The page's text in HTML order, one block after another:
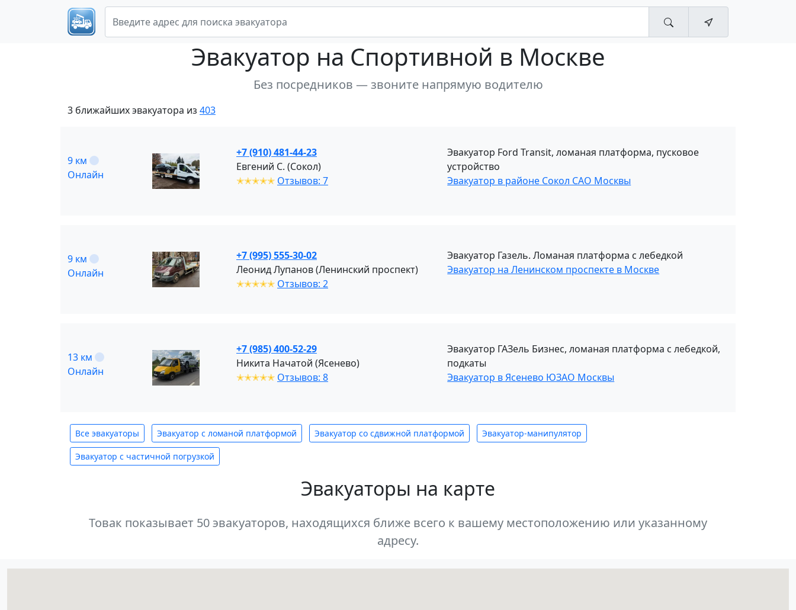
Эвакуатор на Спортивной в Москве
Без посредников — звоните напрямую водителю
3 ближайших эвакуатора из 403
9 км
Онлайн
+7 (910) 481-44-23
Евгений С. (Сокол)
✭✭✭✭✭ Отзывов: 7
Эвакуатор Ford Transit, ломаная платформа, пусковое
устройство
Эвакуатор в районе Сокол САО Москвы
9 км
Онлайн
+7 (995) 555-30-02
Леонид Лупанов (Ленинский проспект)
✭✭✭✭✭ Отзывов: 2
Эвакуатор Газель. Ломаная платформа с лебедкой
Эвакуатор на Ленинском проспекте в Москве
13 км
Онлайн
+7 (985) 400-52-29
Никита Начатой (Ясенево)
✭✭✭✭✭ Отзывов: 8
Эвакуатор ГАЗель Бизнес, ломаная платформа с лебедкой,
подкаты
Эвакуатор в Ясенево ЮЗАО Москвы
Все эвакуаторы Эвакуатор с ломаной платформой Эвакуатор со сдвижной платформой Эвакуатор-манипулятор
Эвакуатор с частичной погрузкой
Эвакуаторы на карте
Товак показывает 50 эвакуаторов, находящихся ближе всего к вашему местоположению или указанному
адресу.